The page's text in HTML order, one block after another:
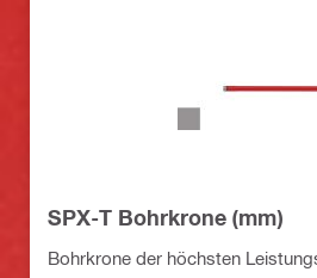
SPX-T Bohrkrone (mm)
Bohrkrone der höchsten